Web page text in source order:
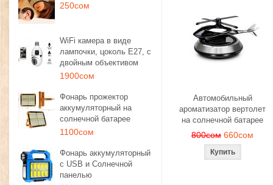
250сом
WiFi камера в виде
лампочки, цоколь E27, с
двойным объективом
1900сом
Фонарь прожектор
аккумуляторный на
солнечной батарее
1100сом
Фонарь аккумуляторный
с USB и Солнечной
панелью
Автомобильный
ароматизатор вертолет
на солнечной батарее
800сом 660сом